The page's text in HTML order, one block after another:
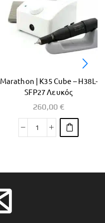
Marathon | K35 Cube – H38L-
SFP27 Λευκός
260,00€